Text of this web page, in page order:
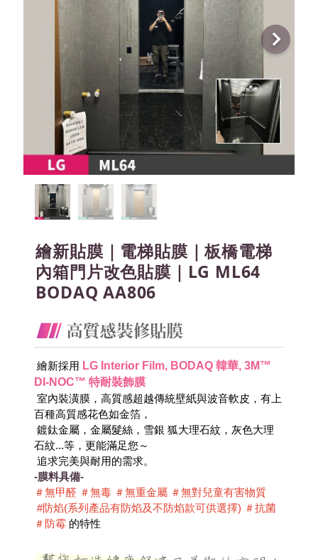
繪新貼膜｜電梯貼膜｜板橋電梯
內箱門片改色貼膜｜LG ML64
BODAQ AA806
繪新採用 LG Interior Film, BODAQ 韓華, 3M™
DI-NOC™ 特耐裝飾膜
百種高質感花色如金箔，
石紋...等，更能滿足您～
追求完美與耐用的需求。
-膜料具備-
＃無甲醛 ＃無毒 ＃無重金屬 ＃無對兒童有害物質
＃防霉 的特性